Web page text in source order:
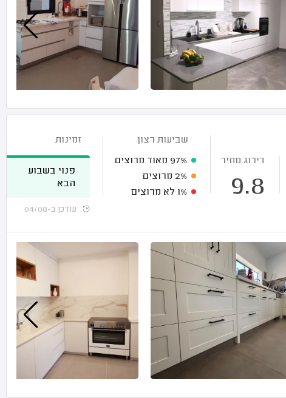
דירוג מחיר
9.8
שביעות רצון
97% מאוד מרוצים
2% מרוצים
1% לא מרוצים
זמינות
פנוי בשבוע
הבא
עודכן ב-04/08